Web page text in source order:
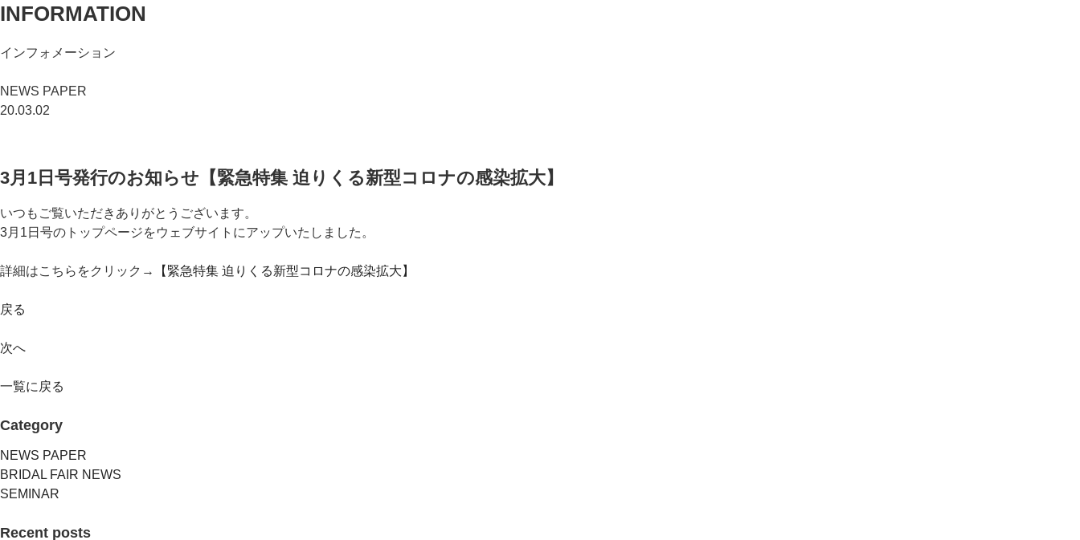
INFORMATION
インフォメーション
NEWS PAPER
20.03.02
3月1日号発行のお知らせ【緊急特集 迫りくる新型コロナの感染拡大】
いつもご覧いただきありがとうございます。
3月1日号のトップページをウェブサイトにアップいたしました。
詳細はこちらをクリック→ 【緊急特集 迫りくる新型コロナの感染拡大】
戻る
次へ
一覧に戻る
Category
NEWS PAPER
BRIDAL FAIR NEWS
SEMINAR
Recent posts